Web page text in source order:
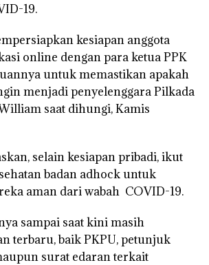
19.
kesiapan anggota
online dengan para ketua PPK
untuk memastikan apakah
menjadi penyelenggara Pilkada
saat dihungi, Kamis
selain kesiapan pribadi, ikut
badan adhock untuk
aman dari wabah COVID-19.
sampai saat kini masih
terbaru, baik PKPU, petunjuk
surat edaran terkait